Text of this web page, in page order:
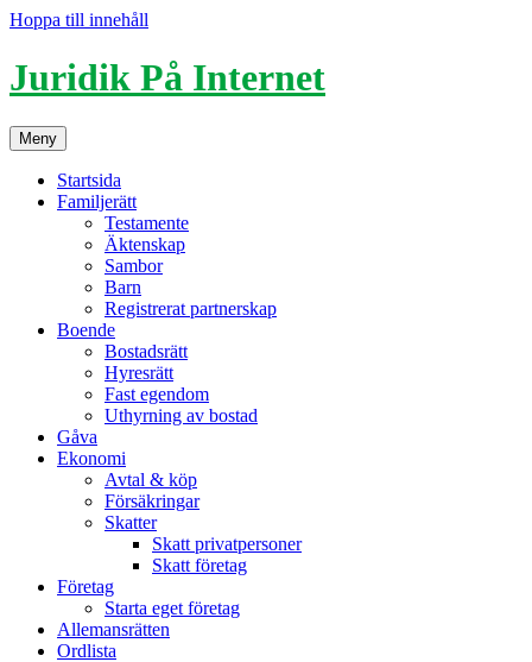
Hoppa till innehåll
Juridik På Internet
Meny
Startsida
Familjerätt
Testamente
Äktenskap
Sambor
Barn
Registrerat partnerskap
Boende
Bostadsrätt
Hyresrätt
Fast egendom
Uthyrning av bostad
Gåva
Ekonomi
Avtal & köp
Försäkringar
Skatter
Skatt privatpersoner
Skatt företag
Företag
Starta eget företag
Allemansrätten
Ordlista